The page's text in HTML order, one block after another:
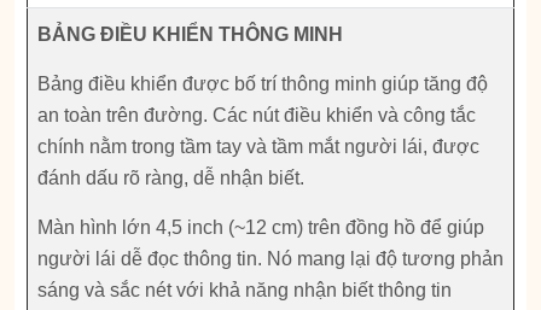
BẢNG ĐIỀU KHIỂN THÔNG MINH
Bảng điều khiển được bố trí thông minh giúp tăng độ
an toàn trên đường. Các nút điều khiển và công tắc
chính nằm trong tầm tay và tầm mắt người lái, được
đánh dấu rõ ràng, dễ nhận biết.
Màn hình lớn 4,5 inch (~12 cm) trên đồng hồ để giúp
người lái dễ đọc thông tin. Nó mang lại độ tương phản
sáng và sắc nét với khả năng nhận biết thông tin